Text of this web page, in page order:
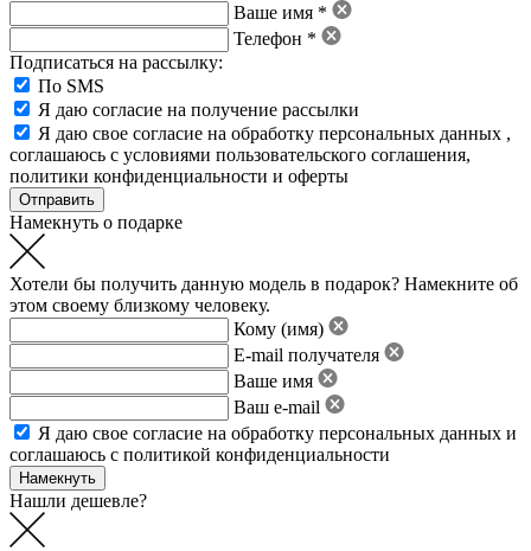
Ваше имя *
Телефон *
Подписаться на рассылку:
По SMS
Я даю согласие на получение рассылки
Я даю свое согласие на обработку персональных данных ,
соглашаюсь с условиями пользовательского соглашения,
политики конфиденциальности и оферты
Намекнуть о подарке
Хотели бы получить данную модель в подарок? Намекните об
этом своему близкому человеку.
Кому (имя)
E-mail получателя
Ваше имя
Ваш e-mail
Я даю свое согласие на обработку персональных данных и
соглашаюсь с политикой конфиденциальности
Нашли дешевле?